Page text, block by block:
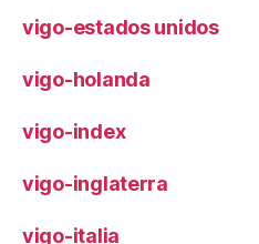
vigo-estados unidos
vigo-holanda
vigo-index
vigo-inglaterra
vigo-italia